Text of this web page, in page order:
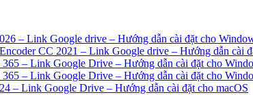
– Link Google drive – Hướng dẫn cài đặt cho
CC 2021 – Link Google drive – Hướng dẫn cài
– Link Google Drive – Hướng dẫn cài đặt cho
– Link Google Drive – Hướng dẫn cài đặt cho
– Link Google Drive – Hướng dẫn cài đặt cho macOS